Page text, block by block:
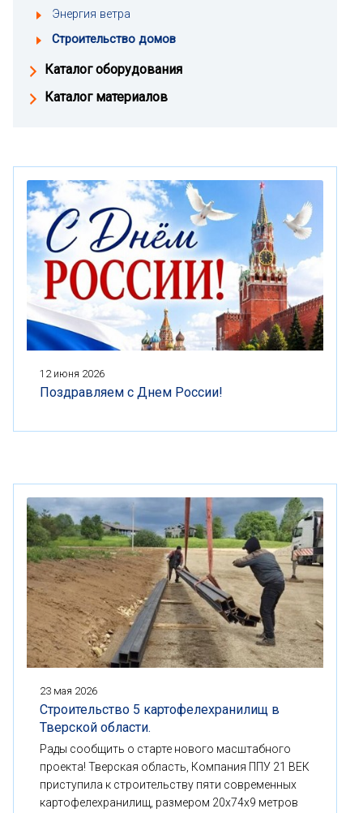
Энергия ветра
Строительство домов
Каталог оборудования
Каталог материалов
12 июня 2026
Поздравляем с Днем России!
23 мая 2026
Строительство 5 картофелехранилищ в
Тверской области.
Рады сообщить о старте нового масштабного
проекта! Тверская область, Компания ППУ 21 ВЕК
приступила к строительству пяти современных
картофелехранилищ, размером 20x74x9 метров